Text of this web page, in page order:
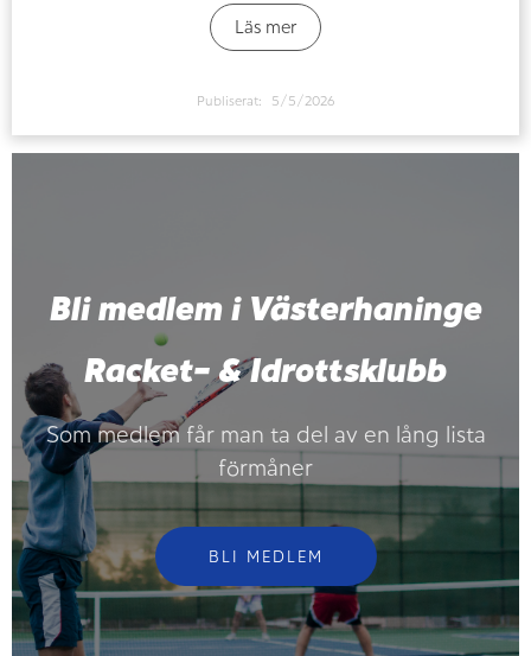
Läs mer
Publiserat: 5/5/2026
Bli medlem i Västerhaninge
Racket- & Idrottsklubb
Som medlem får man ta del av en lång lista
förmåner
BLI MEDLEM